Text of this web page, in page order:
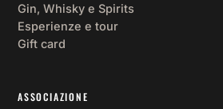
Gin, Whisky e Spirits
Esperienze e tour
Gift card
ASSOCIAZIONE